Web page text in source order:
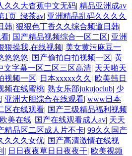
久久大杳蕉中文无码| 精品亚洲成av
1页_绿茶av| 亚洲精品乱码久久久久
韩| 狠狠色丁香久久综合频道日韩|
| 国产精品视频综合一区二区| 亚洲
狠操我,在线视频| 美女黄污麻豆一
悠悠悠| 国产偷拍自拍视频一区| 黄
文字幕一区二区三区高清| 天天啪天
视频一区| 日本xxxxx久久 | 欧美韩日
频在线蜜桃| 熟女乐部jukujoclub| 少
| 亚洲大胆综合在线观看| www日本
区在线观看| 国产三级精品福利视频
美在线| 国产在线观看成人av| 天天
精品区二区成人片不卡| 99久久国产
久久久女优| 国产高清激情在线视
| 日日夜夜草日日夜夜干| 欧美视频